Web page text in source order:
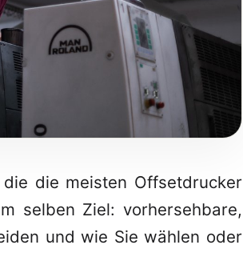
die meisten Offsetdrucker
selben Ziel: vorhersehbare,
und wie Sie wählen oder